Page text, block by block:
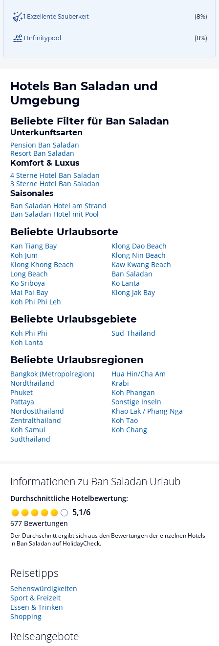
1 Exzellente Sauberkeit (8%)
1 Infinitypool (8%)
Hotels Ban Saladan und
Umgebung
Beliebte Filter für Ban Saladan
Unterkunftsarten
Pension Ban Saladan
Resort Ban Saladan
Komfort & Luxus
4 Sterne Hotel Ban Saladan
3 Sterne Hotel Ban Saladan
Saisonales
Ban Saladan Hotel am Strand
Ban Saladan Hotel mit Pool
Beliebte Urlaubsorte
Kan Tiang Bay
Koh Jum
Klong Khong Beach
Long Beach
Ko Sriboya
Mai Pai Bay
Koh Phi Phi Leh
Klong Dao Beach
Klong Nin Beach
Kaw Kwang Beach
Ban Saladan
Ko Lanta
Klong Jak Bay
Beliebte Urlaubsgebiete
Koh Phi Phi
Koh Lanta
Süd-Thailand
Beliebte Urlaubsregionen
Bangkok (Metropolregion)
Nordthailand
Phuket
Pattaya
Nordostthailand
Zentralthailand
Koh Samui
Südthailand
Hua Hin/Cha Am
Krabi
Koh Phangan
Sonstige Inseln
Khao Lak / Phang Nga
Koh Tao
Koh Chang
Informationen zu Ban Saladan Urlaub
Durchschnittliche Hotelbewertung:
5,1/6
677 Bewertungen
Der Durchschnitt ergibt sich aus den Bewertungen der einzelnen Hotels
in Ban Saladan auf HolidayCheck.
Reisetipps
Sehenswürdigkeiten
Sport & Freizeit
Essen & Trinken
Shopping
Reiseangebote